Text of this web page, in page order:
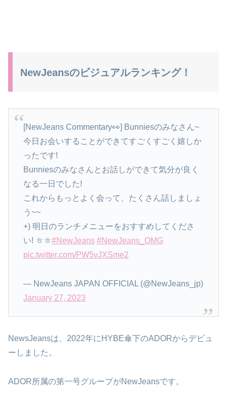
NewJeansのビジュアルランキング！
[NewJeans Commentary👀] Bunniesのみなさん~
今日お会いすることができてすごくすごく嬉しか
ったです!
Bunniesのみなさんとお話しができて気分が良く
なる一日でした!
これからもっとよく会って、たくさん話しましょ
う~~
+) 明日のランチメニューをおすすめしてくださ
い! ㅎㅎ#NewJeans #NewJeans_OMG
pic.twitter.com/PW5vJXSme2
— NewJeans JAPAN OFFICIAL (@NewJeans_jp)
January 27, 2023
NewsJeansは、2022年にHYBE傘下のADORからデビュ
ーしました。
ADOR所属の第一号グループがNewJeansです。